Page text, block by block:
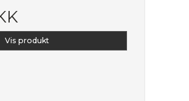
Vis produkt